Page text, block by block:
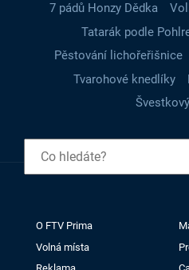
7 pádů Honzy Dědka
Tatarák podle
Pěstování lichořeřišnice
Tvarohové knedlíky
O FTV Prima
Volná místa